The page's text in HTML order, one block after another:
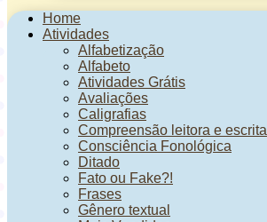
Home
Atividades
Alfabetização
Alfabeto
Atividades Grátis
Avaliações
Caligrafias
Compreensão leitora e escrita
Consciência Fonológica
Ditado
Fato ou Fake?!
Frases
Gênero textual